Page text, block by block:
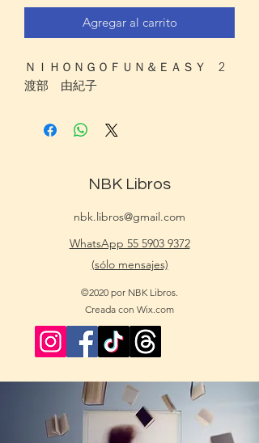
Agregar al carrito
ＮＩＨＯＮＧＯＦＵＮ＆ＥＡＳＹ　2
渡部　由紀子
NBK Libros
nbk.libros@gmail.com
WhatsApp 55 5903 9372
(sólo mensajes)
©2020 por NBK Libros.
Creada con Wix.com